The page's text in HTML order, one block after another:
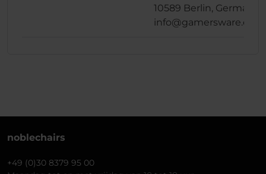
10589 Berlin, Germany
info@gamersware.com
noblechairs
+49 (0)30 8379 95 00